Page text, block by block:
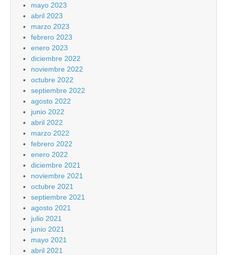
mayo 2023
abril 2023
marzo 2023
febrero 2023
enero 2023
diciembre 2022
noviembre 2022
octubre 2022
septiembre 2022
agosto 2022
junio 2022
abril 2022
marzo 2022
febrero 2022
enero 2022
diciembre 2021
noviembre 2021
octubre 2021
septiembre 2021
agosto 2021
julio 2021
junio 2021
mayo 2021
abril 2021